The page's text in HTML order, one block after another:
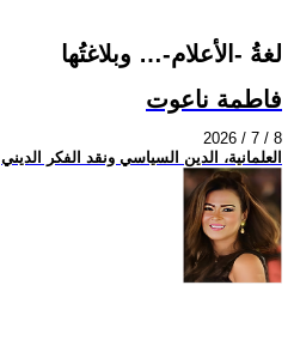
لغةُ -الأعلام-… وبلاغتُها
فاطمة ناعوت
2026 / 7 / 8
العلمانية، الدين السياسي ونقد الفكر الديني